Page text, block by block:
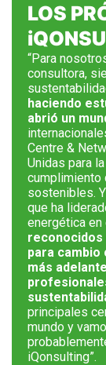
LOS
“Para
consultora,
haciendo
abrió un
Centre &
Unidas para
sostenibles.
que ha
energética en
para cambio
más
principales
mundo y
iQonsulting”.